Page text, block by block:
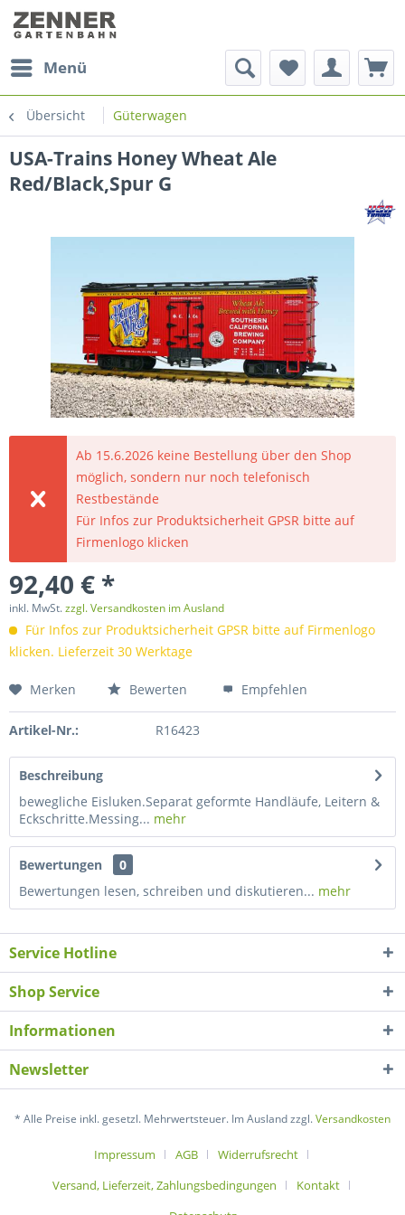
Menü
Übersicht Güterwagen
USA-Trains Honey Wheat Ale
Red/Black,Spur G
Ab 15.6.2026 keine Bestellung über den Shop
möglich, sondern nur noch telefonisch
Restbestände
Für Infos zur Produktsicherheit GPSR bitte auf
Firmenlogo klicken
92,40 € *
inkl. MwSt.zzgl. Versandkosten im Ausland
Für Infos zur Produktsicherheit GPSR bitte auf Firmenlogo
klicken. Lieferzeit 30 Werktage
Merken Bewerten Empfehlen
Artikel-Nr.: R16423
Beschreibung
bewegliche Eisluken.Separat geformte Handläufe, Leitern &
Eckschritte.Messing... mehr
Bewertungen
0
Bewertungen lesen, schreiben und diskutieren... mehr
Service Hotline
Shop Service
Informationen
Newsletter
* Alle Preise inkl. gesetzl. Mehrwertsteuer. Im Ausland zzgl.Versandkosten
Impressum AGB
Widerrufsrecht
Versand, Lieferzeit, Zahlungsbedingungen
Kontakt